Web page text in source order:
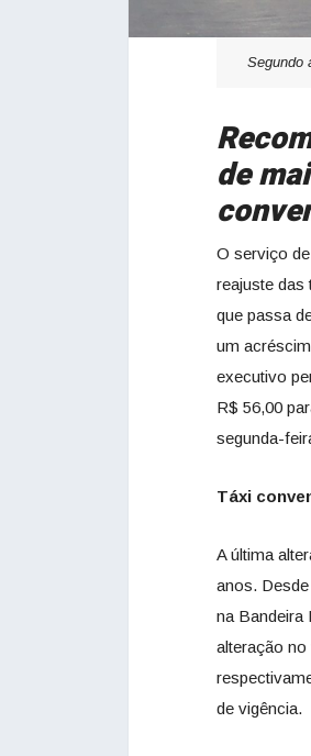
Segundo
de
O serviço
reajuste das
que passa
um
executivo
R$ 56,00
segunda-
Táxi
A última
anos.
na Bandeira
alteração no
de vigência.